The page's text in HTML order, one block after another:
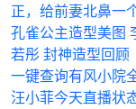
正，给前妻北鼻一
孔雀公主造型美图
若彤 封神造型回顾
一键查询有风小院
汪小菲今天直播状